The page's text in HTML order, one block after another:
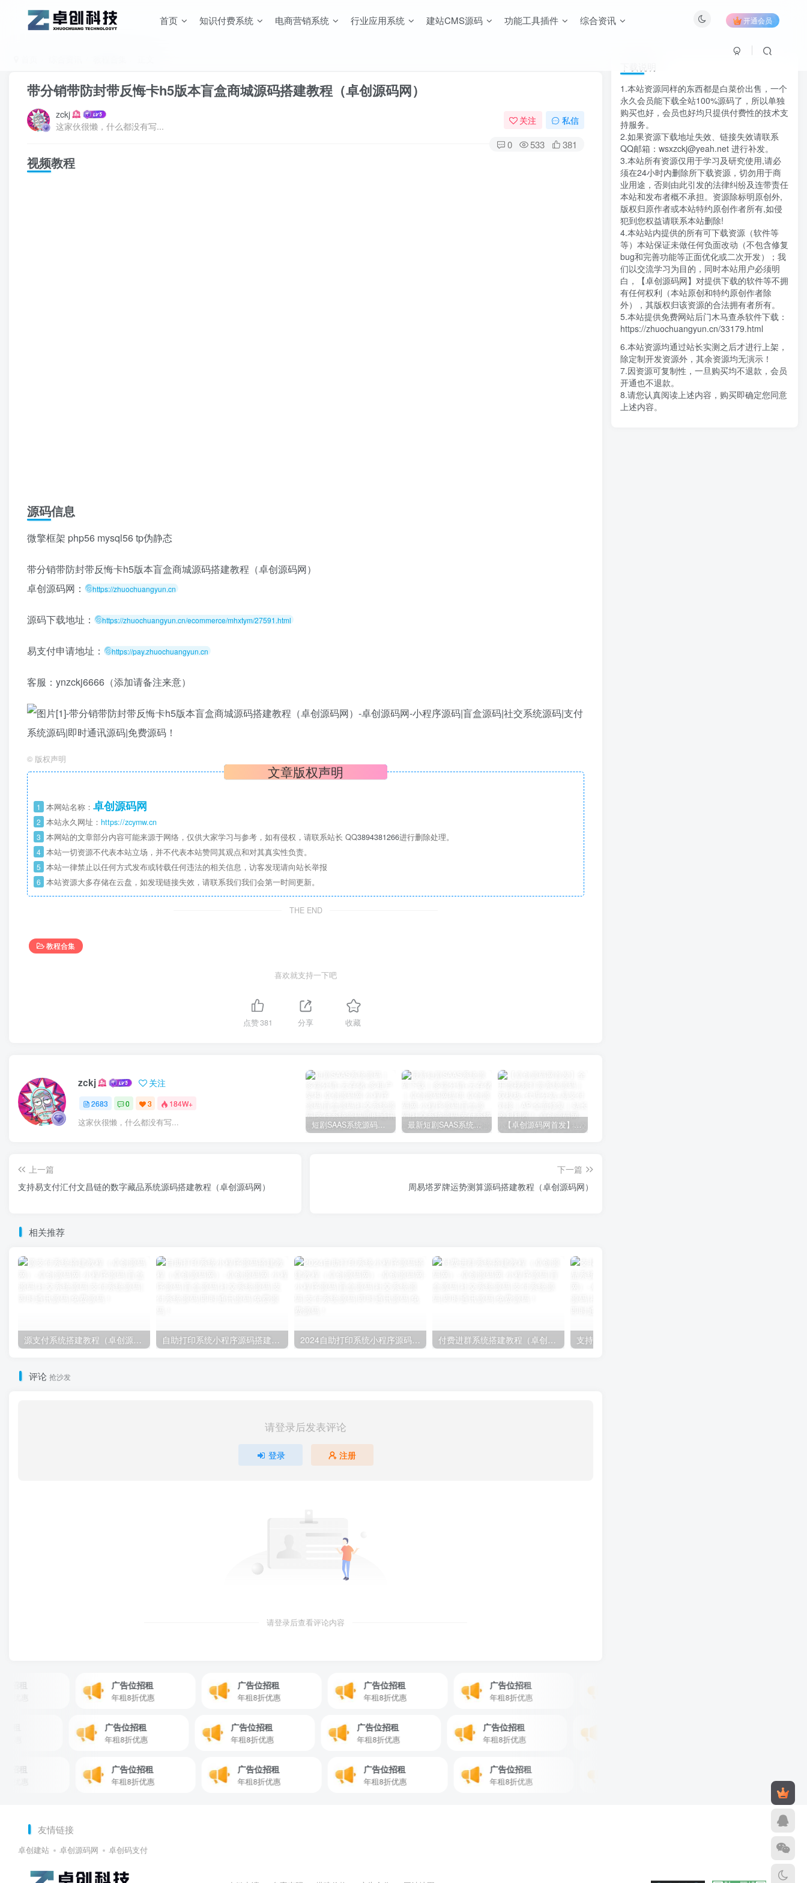
首页 知识付费系统 电商营销系统 行业应用系统 建站CMS源码 功能工具插件 综合资讯 开通会员
带分销带防封带反悔卡h5版本盲盒商城源码搭建教程（卓创源码网）
zckj
这家伙很懒，什么都没有写...
关注 私信
0 533 381
视频教程
源码信息
微擎框架 php56 mysql56 tp伪静态
带分销带防封带反悔卡h5版本盲盒商城源码搭建教程（卓创源码网）
卓创源码网：
https://zhuochuangyun.cn
源码下载地址： https://zhuochuangyun.cn/ecommerce/mhxtym/27591.html
易支付申请地址： https://pay.zhuochuangyun.cn
客服：ynzckj6666（添加请备注来意）
© 版权声明
文章版权声明
1 本网站名称： 卓创源码网
2 本站永久网址： https://zcymw.cn
3 本网站的文章部分内容可能来源于网络，仅供大家学习与参考，如有侵权，请联系站长 QQ3894381266进行删除处理。
4 本站一切资源不代表本站立场，并不代表本站赞同其观点和对其真实性负责。
5 本站一律禁止以任何方式发布或转载任何违法的相关信息，访客发现请向站长举报
6 本站资源大多存储在云盘，如发现链接失效，请联系我们我们会第一时间更新。
THE END
教程合集
喜欢就支持一下吧
点赞381 分享 收藏
zckj 关注
2683 0 3 184W+
这家伙很懒，什么都没有写... 短剧SAAS系统源码｜多端分销+云存储+多租户架构 最新短剧SAAS系统源码下载｜多端分销+云存储｜卓创源码网提供 【卓创源码网首发】全开源视频打赏系统源码｜双模板+代理分站+易支付对接｜API全面修复｜站长盈利利器！​
上一篇
支持易支付汇付文昌链的数字藏品系统源码搭建教程（卓创源码网）
下一篇
周易塔罗牌运势测算源码搭建教程（卓创源码网）
相关推荐
源支付系统搭建教程（卓创源码网） 自助打印系统小程序源码搭建教程（卓创源码网） 2024自助打印系统小程序源码搭建教程（卓创源码网） 付费进群系统搭建教程（卓创源码网）
评论 抢沙发
请登录后发表评论
登录 注册
请登录后查看评论内容
广告位招租
年租8折优惠
广告位招租
年租8折优惠
广告位招租
年租8折优惠
广告位招租
年租8折优惠
广告位招租
年租8折优惠
广告位招租
年租8折优惠
广告位招租
年租8折优惠
广告位招租
年租8折优惠
广告位招租
年租8折优惠
广告位招租
年租8折优惠
广告位招租
年租8折优惠
广告位招租
年租8折优惠
1.本站资源同样的东西都是白菜价出售，一个
永久会员能下载全站100%源码了，所以单独
购买也好，会员也好均只提供付费性的技术支
持服务。
2.如果资源下载地址失效、链接失效请联系
QQ邮箱：wsxzckj@yeah.net 进行补发。
3.本站所有资源仅用于学习及研究使用,请必
须在24小时内删除所下载资源，切勿用于商
业用途，否则由此引发的法律纠纷及连带责任
本站和发布者概不承担。资源除标明原创外,
版权归原作者或本站特约原创作者所有,如侵
犯到您权益请联系本站删除!
4.本站站内提供的所有可下载资源（软件等
等）本站保证未做任何负面改动（不包含修复
bug和完善功能等正面优化或二次开发）；我
们以交流学习为目的，同时本站用户必须明
白，【卓创源码网】对提供下载的软件等不拥
有任何权利（本站原创和特约原创作者除
外），其版权归该资源的合法拥有者所有。
5.本站提供免费网站后门木马查杀软件下载：
https://zhuochuangyun.cn/33179.html
6.本站资源均通过站长实测之后才进行上架，
除定制开发资源外，其余资源均无演示！
7.因资源可复制性，一旦购买均不退款，会员
开通也不退款。
8.请您认真阅读上述内容，购买即确定您同意
上述内容。
友情链接
卓创建站 卓创源码网 卓创码支付